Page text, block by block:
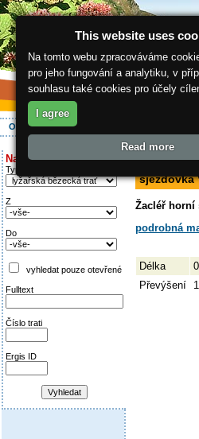
O regionu Aktivně
Najděte si:
Typ trati
Z
Do
vyhledat pouze otevřené
Fulltext
Číslo trati
Ergis ID
ergis.cz>
sjezdovka
Žacléř horní
podrobná
Délka
Převýšení
This website uses
Na tomto webu zpracováváme
pro jeho fungování a analytiku, v
souhlasu také cookies pro účely
I agree
Read more